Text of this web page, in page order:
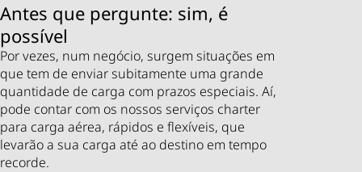
Antes que pergunte: sim, é
possível
Por vezes, num negócio, surgem situações em
que tem de enviar subitamente uma grande
quantidade de carga com prazos especiais. Aí,
pode contar com os nossos serviços charter
para carga aérea, rápidos e flexíveis, que
levarão a sua carga até ao destino em tempo
recorde.